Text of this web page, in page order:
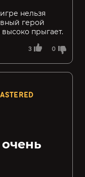
3 0
нельзя
герой
прыгает.